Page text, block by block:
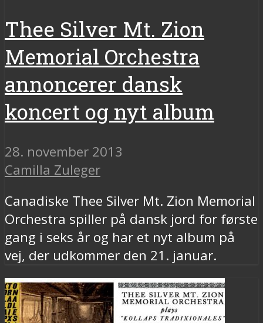
Thee Silver Mt. Zion
Memorial Orchestra
annoncerer dansk
koncert og nyt album
28. november 2013
Camilla Zuleger
Canadiske Thee Silver Mt. Zion Memorial
Orchestra spiller på dansk jord for første
gang i seks år og har et nyt album på
vej, der udkommer den 21. januar.